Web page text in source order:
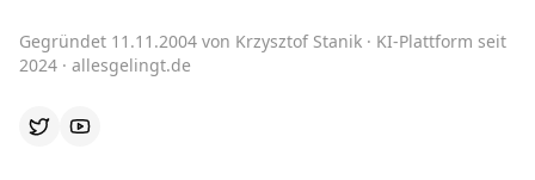
Gegründet 11.11.2004 von Krzysztof Stanik · KI-Plattform seit
2024 · allesgelingt.de